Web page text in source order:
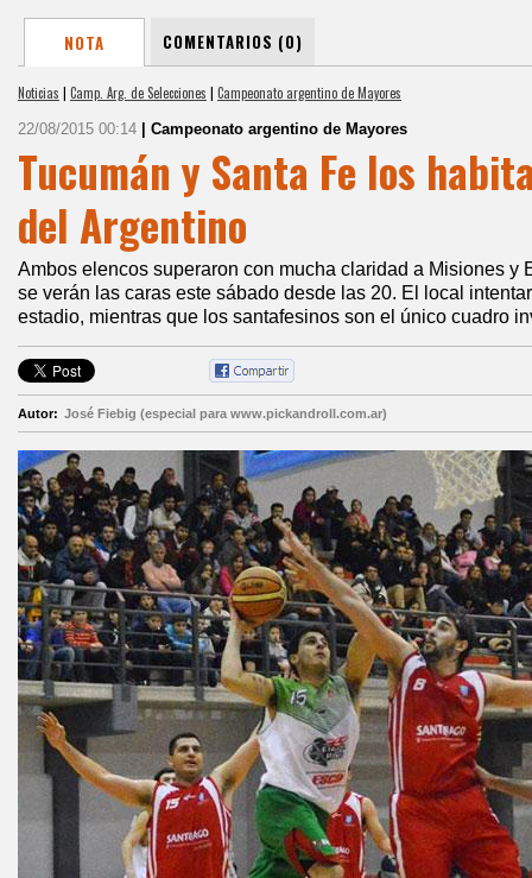
NOTA COMENTARIOS (0)
Noticias | Camp. Arg. de Selecciones | Campeonato argentino de Mayores
22/08/2015 00:14 | Campeonato argentino de Mayores
Tucumán y Santa Fe los
del Argentino
Ambos elencos superaron con mucha claridad a Misiones y
se verán las caras este sábado desde las 20. El local
estadio, mientras que los santafesinos son el único cuadro
Autor: José Fiebig (especial para www.pickandroll.com.ar)